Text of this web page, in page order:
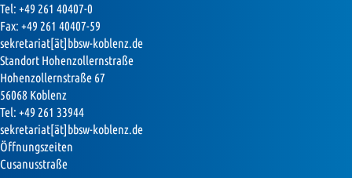
Tel: +49 261 40407-0
Fax: +49 261 40407-59
sekretariat[ät]bbsw-koblenz.de
Standort Hohenzollernstraße
Hohenzollernstraße 67
56068 Koblenz
Tel: +49 261 33944
sekretariat[ät]bbsw-koblenz.de
Öffnungszeiten
Cusanusstraße